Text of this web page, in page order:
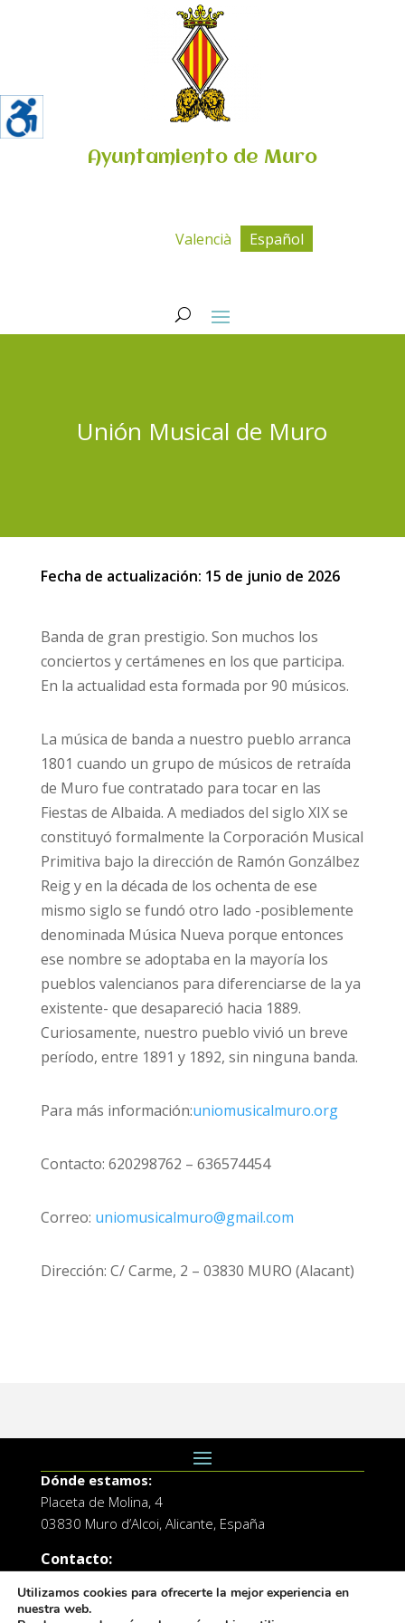
Ayuntamiento de Muro
Valencià Español
Unión Musical de Muro
Fecha de actualización: 15 de junio de 2026
Banda de gran prestigio. Son muchos los
conciertos y certámenes en los que participa.
En la actualidad esta formada por 90 músicos.
La música de banda a nuestro pueblo arranca
1801 cuando un grupo de músicos de retraída
de Muro fue contratado para tocar en las
Fiestas de Albaida. A mediados del siglo XIX se
constituyó formalmente la Corporación Musical
Primitiva bajo la dirección de Ramón Gonzálbez
Reig y en la década de los ochenta de ese
mismo siglo se fundó otro lado -posiblemente
denominada Música Nueva porque entonces
ese nombre se adoptaba en la mayoría los
pueblos valencianos para diferenciarse de la ya
existente- que desapareció hacia 1889.
Curiosamente, nuestro pueblo vivió un breve
período, entre 1891 y 1892, sin ninguna banda.
Para más información:uniomusicalmuro.org
Contacto: 620298762 – 636574454
Correo: uniomusicalmuro@gmail.com
Dirección: C/ Carme, 2 – 03830 MURO (Alacant)
Dónde estamos:
Placeta de Molina, 4
03830 Muro d’Alcoi, Alicante, España
Contacto:
email:info@vilademuro.net
Utilizamos cookies para ofrecerte la mejor experiencia en
nuestra web.